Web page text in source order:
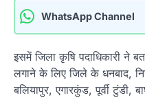
WhatsApp Channel
इसमें जिला कृषि पदाधिकारी ने
लगाने के लिए जिले के धनबाद,
बलियापुर, एगारकुंड, पूर्वी टुंडी,